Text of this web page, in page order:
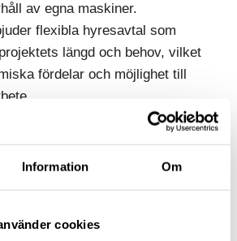
Information Om
cookies
av egna maskiner.
flexibla hyresavtal som
längd och behov, vilket
fördelar och möjlighet till